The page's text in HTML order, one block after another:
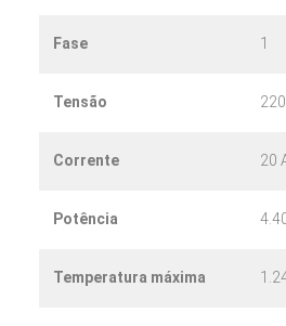
KM1027-3″
Fase 1
Tensão
Corrente 20
Potência
Temperatura máxima